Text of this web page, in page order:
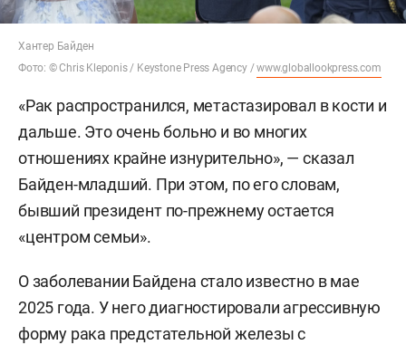
Хантер Байден
Фото: © Chris Kleponis / Keystone Press Agency /www.globallookpress.com
«Рак распространился, метастазировал в кости и
дальше. Это очень больно и во многих
отношениях крайне изнурительно», — сказал
Байден-младший. При этом, по его словам,
бывший президент по-прежнему остается
«центром семьи».
О заболевании Байдена стало известно в мае
2025 года. У него диагностировали агрессивную
форму рака предстательной железы с